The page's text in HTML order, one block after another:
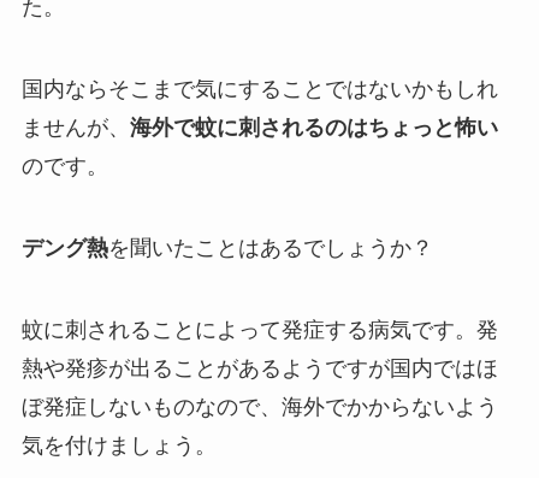
た。
国内ならそこまで気にすることではないかもしれ
ませんが、 海外で蚊に刺されるのはちょっと怖い
のです。
デング熱を聞いたことはあるでしょうか？
蚊に刺されることによって発症する病気です。発
熱や発疹が出ることがあるようですが国内ではほ
ぼ発症しないものなので、海外でかからないよう
気を付けましょう。